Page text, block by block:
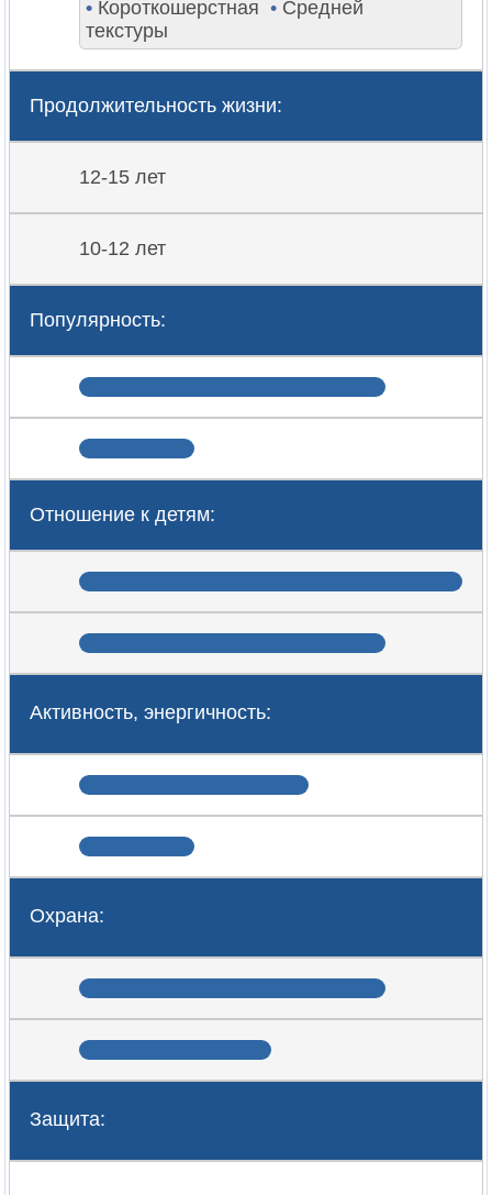
• Короткошерстная • Средней
текстуры
Продолжительность жизни:
12-15 лет
10-12 лет
Популярность:
Отношение к детям:
Активность, энергичность:
Охрана:
Защита: